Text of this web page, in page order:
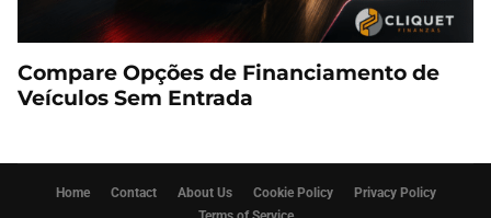
Compare Opções de Financiamento de
Veículos Sem Entrada
Home Contact About Us Cookie Policy
Privacy Policy